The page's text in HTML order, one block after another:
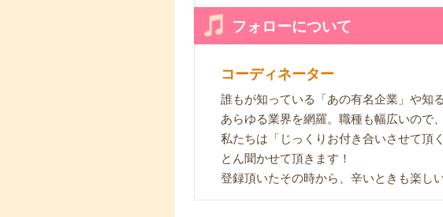
フォローについて
コーディネーター
誰もが知っている「あの有名企業」や知
あらゆる業界を網羅。職種も幅広いので
私たちは「じっくりお付き合いさせて頂
とん聞かせて頂きます！
登録頂いたその時から、辛いときも楽し